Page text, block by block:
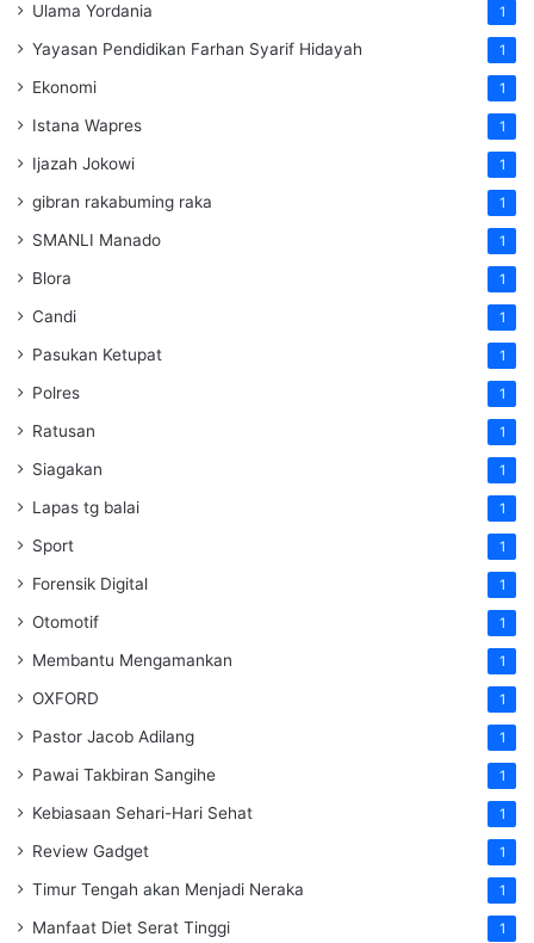
Ulama Yordania 1
Yayasan Pendidikan Farhan Syarif Hidayah 1
Ekonomi 1
Istana Wapres 1
Ijazah Jokowi 1
gibran rakabuming raka 1
SMANLI Manado 1
Blora 1
Candi 1
Pasukan Ketupat 1
Polres 1
Ratusan 1
Siagakan 1
Lapas tg balai 1
Sport 1
Forensik Digital 1
Otomotif 1
Membantu Mengamankan 1
OXFORD 1
Pastor Jacob Adilang 1
Pawai Takbiran Sangihe 1
Kebiasaan Sehari-Hari Sehat 1
Review Gadget 1
Timur Tengah akan Menjadi Neraka 1
Manfaat Diet Serat Tinggi 1